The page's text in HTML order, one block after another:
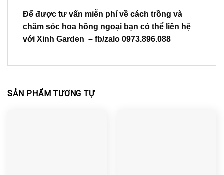
Để được tư vấn miễn phí về cách trồng và
chăm sóc hoa hồng ngoại bạn có thể liên hệ
với Xinh Garden – fb/zalo 0973.896.088
SẢN PHẨM TƯƠNG TỰ